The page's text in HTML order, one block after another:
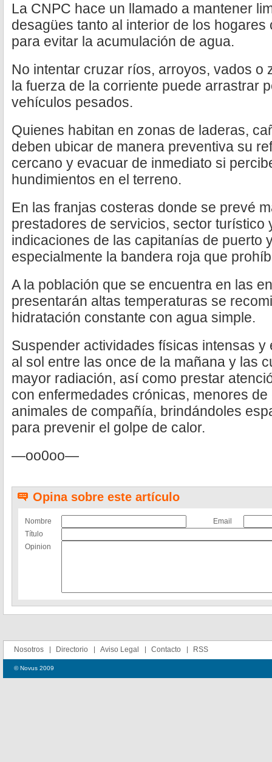
La CNPC hace un llamado a mantener
desagües tanto al interior de los
para evitar la acumulación de agua.
No intentar cruzar ríos, arroyos, vados o
la fuerza de la corriente puede arrastrar
vehículos pesados.
Quienes habitan en zonas de laderas,
deben ubicar de manera preventiva su
cercano y evacuar de inmediato si
hundimientos en el terreno.
En las franjas costeras donde se prevé
prestadores de servicios, sector turístico
indicaciones de las capitanías de puerto
especialmente la bandera roja que
A la población que se encuentra en las
presentarán altas temperaturas se
hidratación constante con agua simple.
Suspender actividades físicas intensas
al sol entre las once de la mañana y las
mayor radiación, así como prestar
con enfermedades crónicas, menores
animales de compañía, brindándoles
para prevenir el golpe de calor.
—oo0oo—
Opina sobre este artículo
Nombre
Email
Título
Opinion
Nosotros Directorio Aviso Legal Contacto RSS
© Novus 2009